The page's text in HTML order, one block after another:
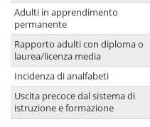
Adulti in apprendimento
permanente
Rapporto adulti con diploma o
laurea/licenza media
Incidenza di analfabeti
Uscita precoce dal sistema di
istruzione e formazione